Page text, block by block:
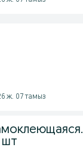
ж. 07 тамыз
шт